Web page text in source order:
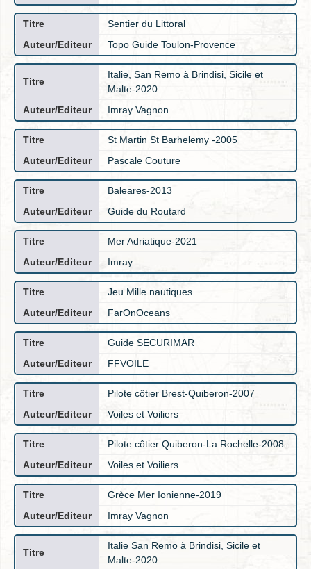
Sentier du Littoral
Topo Guide Toulon-Provence
Italie, San Remo à Brindisi, Sicile et
Malte-2020
Imray Vagnon
St Martin St Barhelemy -2005
Pascale Couture
Baleares-2013
Guide du Routard
Mer Adriatique-2021
Imray
Jeu Mille nautiques
FarOnOceans
Guide SECURIMAR
FFVOILE
Pilote côtier Brest-Quiberon-2007
Voiles et Voiliers
Pilote côtier Quiberon-La Rochelle-2008
Voiles et Voiliers
Grèce Mer Ionienne-2019
Imray Vagnon
Italie San Remo à Brindisi, Sicile et
Malte-2020